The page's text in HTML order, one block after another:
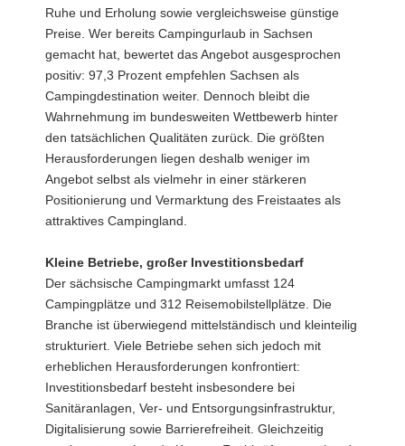
Ruhe und Erholung sowie vergleichsweise günstige
Preise. Wer bereits Campingurlaub in Sachsen
gemacht hat, bewertet das Angebot ausgesprochen
positiv: 97,3 Prozent empfehlen Sachsen als
Campingdestination weiter. Dennoch bleibt die
Wahrnehmung im bundesweiten Wettbewerb hinter
den tatsächlichen Qualitäten zurück. Die größten
Herausforderungen liegen deshalb weniger im
Angebot selbst als vielmehr in einer stärkeren
Positionierung und Vermarktung des Freistaates als
attraktives Campingland.
Kleine Betriebe, großer Investitionsbedarf
Der sächsische Campingmarkt umfasst 124
Campingplätze und 312 Reisemobilstellplätze. Die
Branche ist überwiegend mittelständisch und kleinteilig
strukturiert. Viele Betriebe sehen sich jedoch mit
erheblichen Herausforderungen konfrontiert:
Investitionsbedarf besteht insbesondere bei
Sanitäranlagen, Ver- und Entsorgungsinfrastruktur,
Digitalisierung sowie Barrierefreiheit. Gleichzeitig